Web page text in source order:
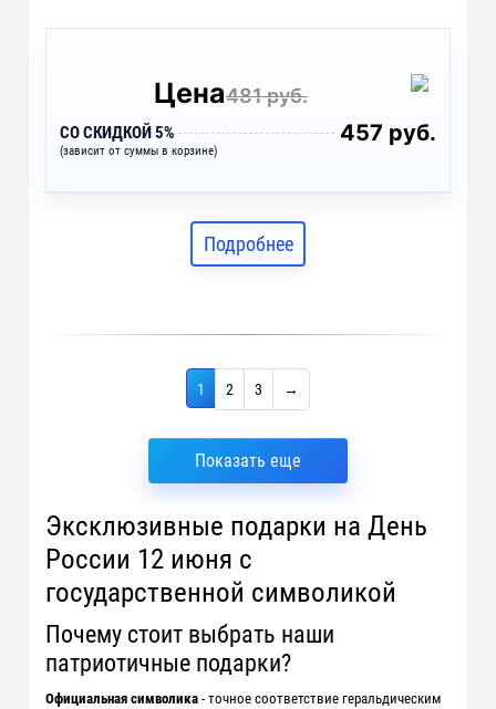
Цена481 руб.
СО СКИДКОЙ 5%
(зависит от суммы в корзине)
457 руб.
Подробнее
1 2 3 →
Показать еще
Эксклюзивные подарки на День
России 12 июня с
государственной символикой
Почему стоит выбрать наши
патриотичные подарки?
Официальная символика - точное соответствие геральдическим